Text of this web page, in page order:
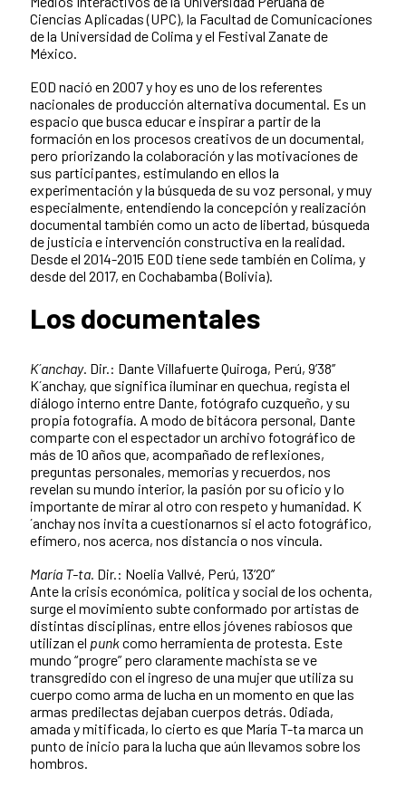
Ciencias Aplicadas (UPC), la Facultad de Comunicaciones
de la Universidad de Colima y el Festival Zanate de
México.
EOD nació en 2007 y hoy es uno de los referentes
nacionales de producción alternativa documental. Es un
espacio que busca educar e inspirar a partir de la
formación en los procesos creativos de un documental,
pero priorizando la colaboración y las motivaciones de
sus participantes, estimulando en ellos la
experimentación y la búsqueda de su voz personal, y muy
especialmente, entendiendo la concepción y realización
documental también como un acto de libertad, búsqueda
de justicia e intervención constructiva en la realidad.
Desde el 2014-2015 EOD tiene sede también en Colima, y
desde del 2017, en Cochabamba (Bolivia).
Los documentales
K´anchay. Dir.: Dante Villafuerte Quiroga, Perú, 9’38’’
K´anchay, que significa iluminar en quechua, regista el
diálogo interno entre Dante, fotógrafo cuzqueño, y su
propia fotografía. A modo de bitácora personal, Dante
comparte con el espectador un archivo fotográfico de
más de 10 años que, acompañado de reflexiones,
preguntas personales, memorias y recuerdos, nos
revelan su mundo interior, la pasión por su oficio y lo
importante de mirar al otro con respeto y humanidad. K
´anchay nos invita a cuestionarnos si el acto fotográfico,
efímero, nos acerca, nos distancia o nos vincula.
María T-ta. Dir.: Noelia Vallvé, Perú, 13’20’’
Ante la crisis económica, política y social de los ochenta,
surge el movimiento subte conformado por artistas de
distintas disciplinas, entre ellos jóvenes rabiosos que
utilizan el punkcomo herramienta de protesta. Este
mundo “progre” pero claramente machista se ve
transgredido con el ingreso de una mujer que utiliza su
cuerpo como arma de lucha en un momento en que las
armas predilectas dejaban cuerpos detrás. Odiada,
amada y mitificada, lo cierto es que María T-ta marca un
punto de inicio para la lucha que aún llevamos sobre los
hombros.